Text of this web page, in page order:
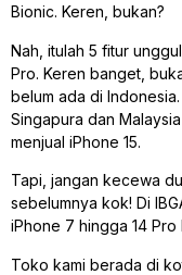
Bionic. Keren, bukan?
Nah, itulah 5 fitur
Pro. Keren banget,
belum ada di
Singapura dan
menjual iPhone 15.
Tapi, jangan kecewa
sebelumnya kok! Di
iPhone 7 hingga 14 Pro
Toko kami berada di